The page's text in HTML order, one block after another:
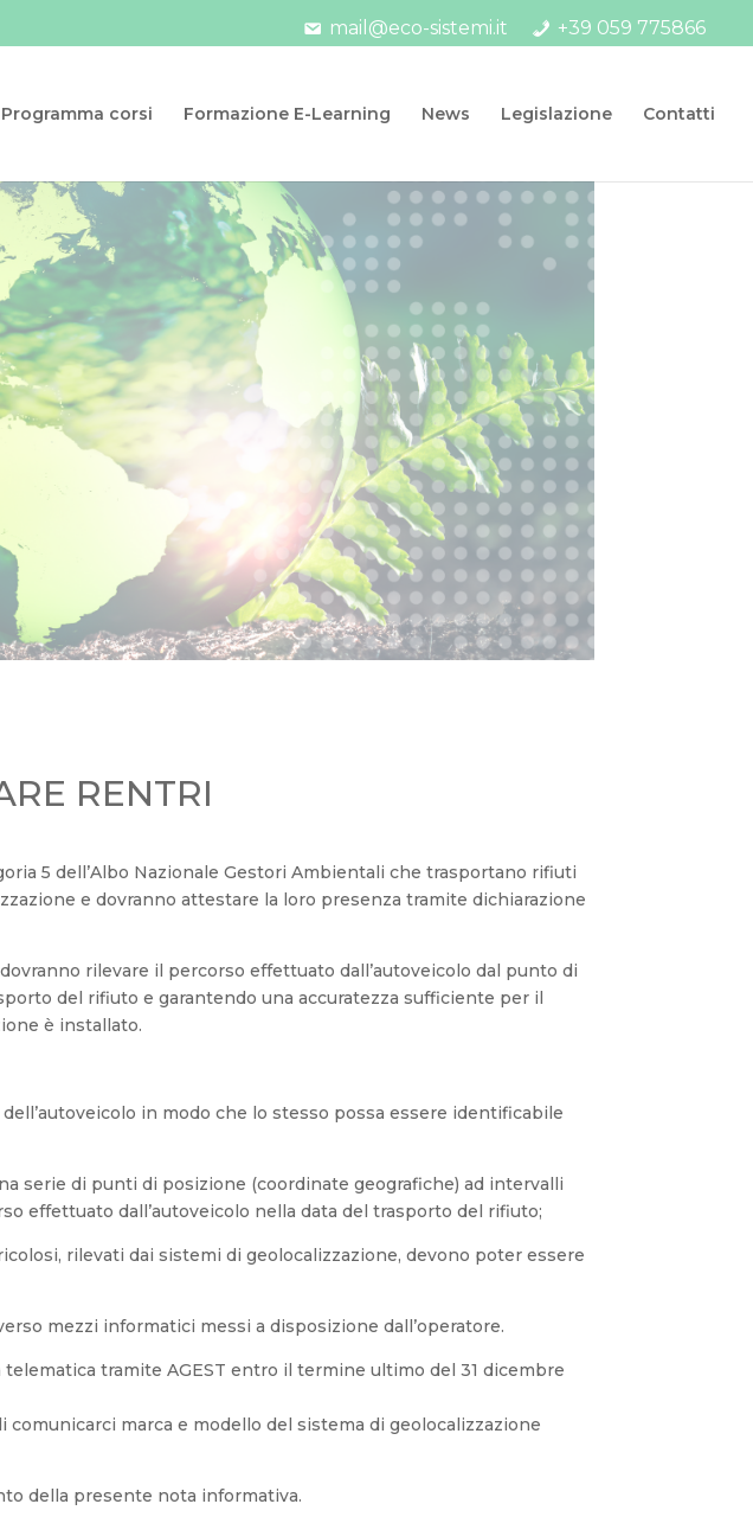
mail@eco-sistemi.it +39 059 775866
Programma corsi Formazione E-Learning News Legislazione Contatti
RENTRI
5 dell’Albo Nazionale Gestori Ambientali che trasportano rifiuti
e dovranno attestare la loro presenza tramite dichiarazione
rilevare il percorso effettuato dall’autoveicolo dal punto di
del rifiuto e garantendo una accuratezza sufficiente per il
è installato.
in modo che lo stesso possa essere identificabile
serie di punti di posizione (coordinate geografiche) ad intervalli
effettuato dall’autoveicolo nella data del trasporto del rifiuto;
rilevati dai sistemi di geolocalizzazione, devono poter essere
mezzi informatici messi a disposizione dall’operatore.
tramite AGEST entro il termine ultimo del 31 dicembre
marca e modello del sistema di geolocalizzazione
della presente nota informativa.